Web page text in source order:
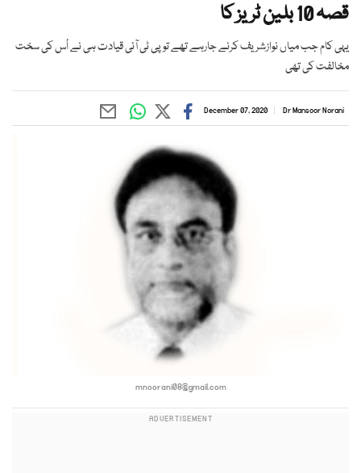
قصہ 10 بلین ٹریز کا
یہی کام جب میاں نوازشریف کرنے جارہے تھے تو پی ٹی آئی قیادت ہی نے اُس کی سخت
مخالفت کی تھی
Dr Mansoor Norani
December 07, 2020
mnoorani08@gmail.com